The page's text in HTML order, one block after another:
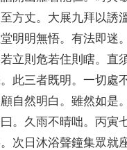
方丈。 大展九拜以誘
明明無悟。有法即迷
若立則危若住則瞎。 直
。 此三者既明。一切處
自然明白 。雖然如是
。 久雨不晴咄。丙寅
。 次日沐浴聲鐘集眾就